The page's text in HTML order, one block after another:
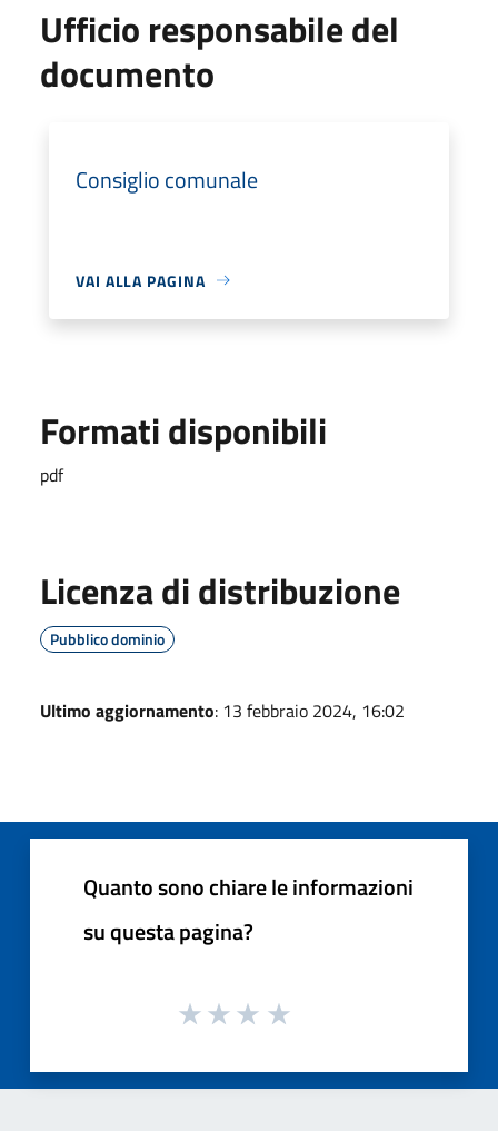
Ufficio responsabile del
documento
Consiglio comunale
VAI ALLA PAGINA
Formati disponibili
pdf
Licenza di distribuzione
Pubblico dominio
Ultimo aggiornamento: 13 febbraio 2024, 16:02
Quanto sono chiare le informazioni
su questa pagina?